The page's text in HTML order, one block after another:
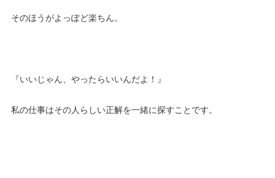
そのほうがよっぽど楽ちん。
『いいじゃん、やったらいいんだよ！』
私の仕事はその人らしい正解を一緒に探すことです。